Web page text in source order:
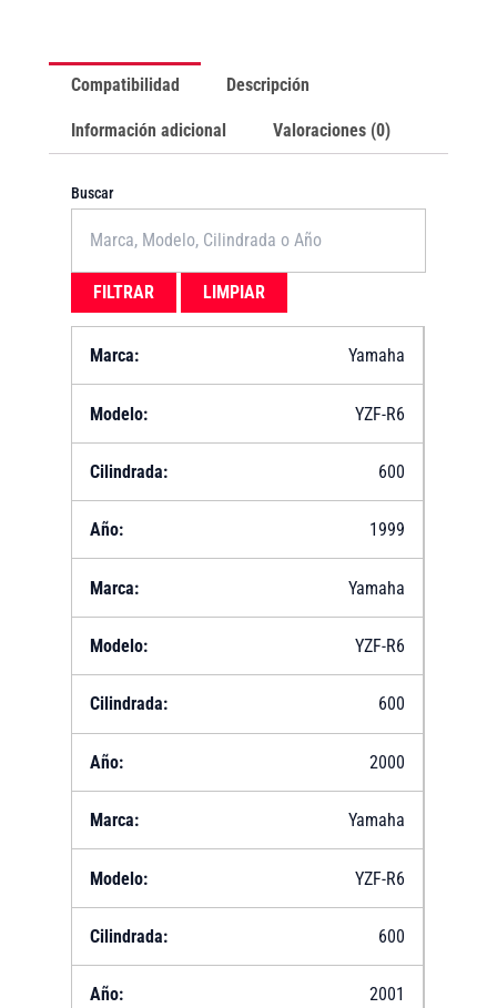
Compatibilidad Descripción
Información adicional Valoraciones (0)
Buscar
FILTRAR LIMPIAR
Yamaha
YZF-R6
600
1999
Yamaha
YZF-R6
600
2000
Yamaha
YZF-R6
600
2001